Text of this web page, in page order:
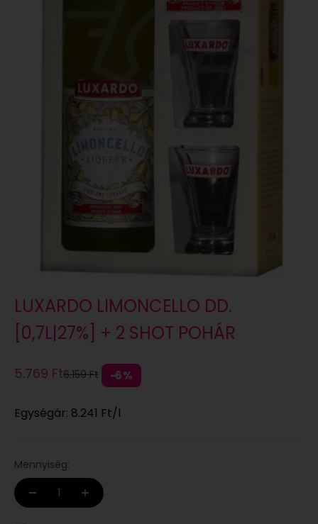
LUXARDO LIMONCELLO DD.
[0,7L|27%] + 2 SHOT POHÁR
Eladási ár
5.769 FtNormál áron
6.159 Ft 6%
Egységár: 8.241 Ft/l
Mennyiség: